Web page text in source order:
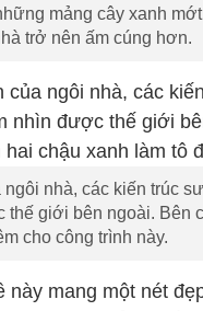
mảng cây xanh
trở nên ấm cúng hơn.
nhà, các kiến trúc
giới bên ngoài. Bên
cho công trình này.